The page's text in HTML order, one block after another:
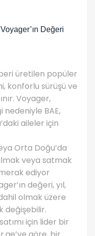
Değeri
üretilen popüler
konforlu sürüşü ve
Voyager,
nedeniyle BAE,
aileler için
Orta Doğu’da
veya satmak
ediyor
değeri, yıl,
olmak üzere
değişebilir.
için lider bir